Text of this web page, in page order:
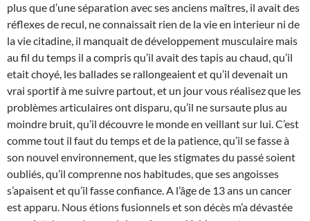
plus que d’une séparation avec ses anciens maîtres, il avait des
réflexes de recul, ne connaissait rien de la vie en interieur ni de
la vie citadine, il manquait de développement musculaire mais
au fil du temps il a compris qu’il avait des tapis au chaud, qu’il
etait choyé, les ballades se rallongeaient et qu’il devenait un
vrai sportif à me suivre partout, et un jour vous réalisez que les
problèmes articulaires ont disparu, qu’il ne sursaute plus au
moindre bruit, qu’il découvre le monde en veillant sur lui. C’est
comme tout il faut du temps et de la patience, qu’il se fasse à
son nouvel environnement, que les stigmates du passé soient
oubliés, qu’il comprenne nos habitudes, que ses angoisses
s’apaisent et qu’il fasse confiance. A l’âge de 13 ans un cancer
est apparu. Nous étions fusionnels et son décès m’a dévastée